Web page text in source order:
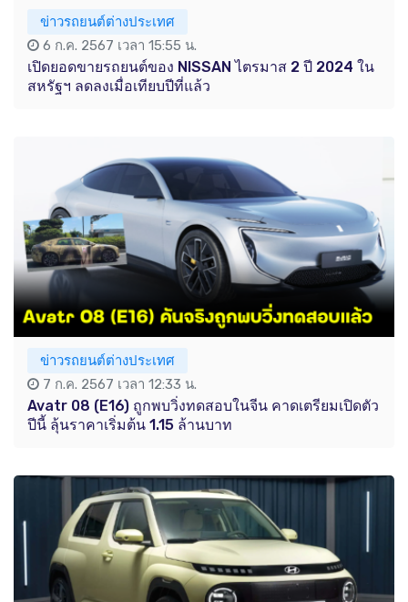
ข่าวรถยนต์ต่างประเทศ
6 ก.ค. 2567 เวลา 15:55 น.
เปิดยอดขายรถยนต์ของ NISSAN ไตรมาส 2 ปี 2024 ใน
สหรัฐฯ ลดลงเมื่อเทียบปีที่แล้ว
ข่าวรถยนต์ต่างประเทศ
7 ก.ค. 2567 เวลา 12:33 น.
Avatr 08 (E16) ถูกพบวิ่งทดสอบในจีน คาดเตรียมเปิดตัว
ปีนี้ ลุ้นราคาเริ่มต้น 1.15 ล้านบาท